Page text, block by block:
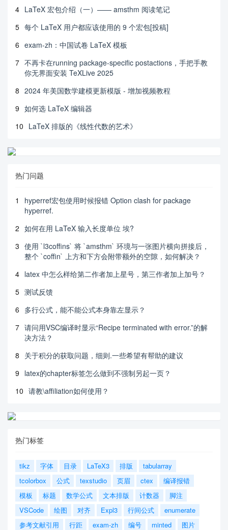
4 LaTeX 宏包介绍（一）—— amsthm 阅读笔记
5 每个 LaTeX 用户都应该使用的 9 个宏包[投稿]
6 exam-zh：中国试卷 LaTeX 模板
7 不再卡在running package-specific postactions，手把手教
你无界面安装 TeXLive 2025
8 2024 年美国数学建模更新模版 - 增加视频教程
9 如何选 LaTeX 编辑器
10 LaTeX 排版的《线性代数的艺术》
热门问题
1
hyperref宏包使用时候报错 Option clash for package
hyperref.
2 如何在用 LaTeX 输入长度单位 埃?
3 使用 `l3coffins` 将 `amsthm` 环境与一张图片横向拼接后，
整个 `coffin` 上方和下方会附带额外的空隙，如何解决？
4 latex 中怎么样给第二作者加上星号，第三作者加上加号？
5 测试反馈
6 多行公式，能不能公式本身靠左显示？
7 请问用VSC编译时显示“Recipe terminated with error.”的解
决方法？
8 关于积分的获取问题，细则.一些希望有帮助的建议
9 latex的chapter标签怎么做到不强制另起一页？
10 请教\affiliation如何使用？
热门标签
tikz 字体 目录 LaTeX3 排版
tabularray
tcolorbox
公式 texstudio 页眉 ctex
编译报错
模板
标题 数学公式 文本排版 计数器
脚注
VSCode
绘图 对齐 Expl3 行间公式
enumerate
参考文献引用
行距 exam-zh 编号 minted
图片